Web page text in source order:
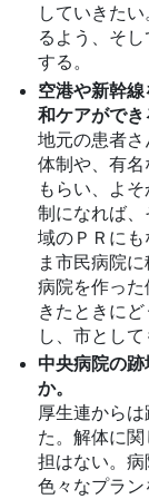
していきた
るよう、そ
する。
空港や新幹
和ケアができ
地元の患者
体制や、有
もらい、よ
制になれば
域のＰＲにも
ま市民病院
病院を作っ
きたときに
し、市とし
中央病院の
か。
厚生連から
た。解体に
担はない。
色々なプラ